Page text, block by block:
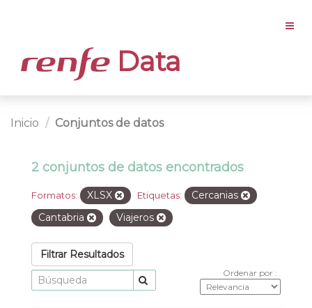
Data
Inicio Conjuntos de datos
2 conjuntos de datos encontrados
Formatos: XLSX Etiquetas:
Cercanias
Cantabria
Viajeros
Filtrar Resultados
Ordenar por